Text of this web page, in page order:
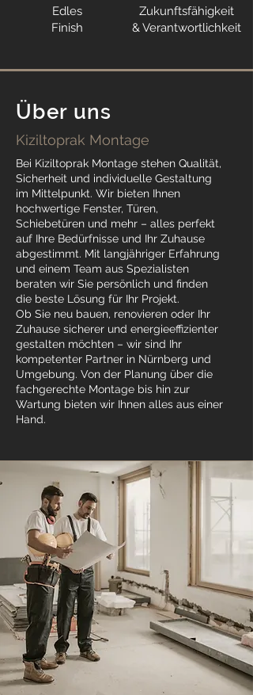
Edles
Finish
Zukunftsfähigkeit
& Verantwortlichkeit
Über uns
Kiziltoprak Montage
Bei Kiziltoprak Montage stehen Qualität,
Sicherheit und individuelle Gestaltung
im Mittelpunkt. Wir bieten Ihnen
hochwertige Fenster, Türen,
Schiebetüren und mehr – alles perfekt
auf Ihre Bedürfnisse und Ihr Zuhause
abgestimmt. Mit langjähriger Erfahrung
und einem Team aus Spezialisten
beraten wir Sie persönlich und finden
die beste Lösung für Ihr Projekt.
Ob Sie neu bauen, renovieren oder Ihr
Zuhause sicherer und energieeffizienter
gestalten möchten – wir sind Ihr
kompetenter Partner in Nürnberg und
Umgebung. Von der Planung über die
fachgerechte Montage bis hin zur
Wartung bieten wir Ihnen alles aus einer
Hand.